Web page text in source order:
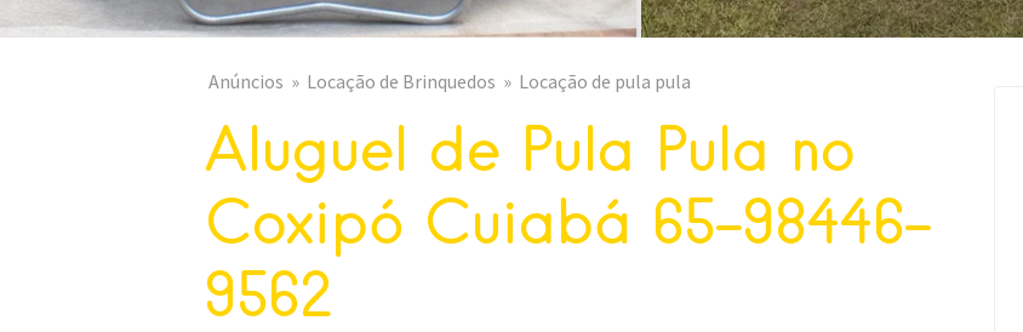
Anúncios Locação de Brinquedos Locação de pula pula
Aluguel de Pula Pula no
Coxipó Cuiabá 65-98446-
9562